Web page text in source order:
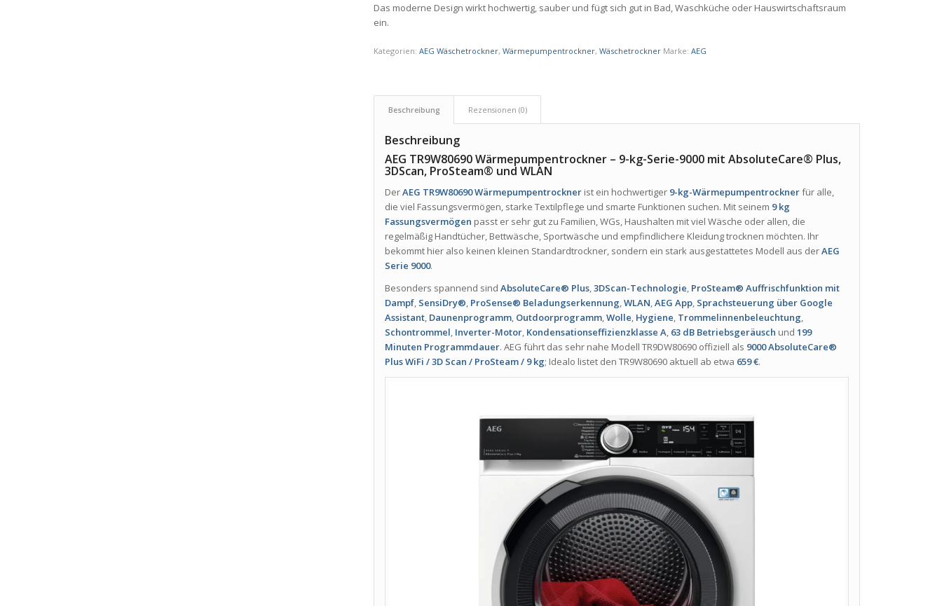
Das moderne Design wirkt hochwertig, sauber und fügt sich gut in Bad, Waschküche oder Hauswirtschaftsraum
ein.
Kategorien:AEG Wäschetrockner,Wärmepumpentrockner,Wäschetrockner Marke:AEG
Beschreibung Rezensionen (0)
Beschreibung
AEG TR9W80690 Wärmepumpentrockner – 9-kg-Serie-9000 mit AbsoluteCare® Plus,
3DScan, ProSteam® und WLAN
DerAEG TR9W80690 Wärmepumpentrockner ist ein hochwertiger 9-kg-Wärmepumpentrocknerfür alle,
die viel Fassungsvermögen, starke Textilpflege und smarte Funktionen suchen. Mit seinem 9 kg
Fassungsvermögen passt er sehr gut zu Familien, WGs, Haushalten mit viel Wäsche oder allen, die
regelmäßig Handtücher, Bettwäsche, Sportwäsche und empfindlichere Kleidung trocknen möchten. Ihr
bekommt hier also keinen kleinen Standardtrockner, sondern ein stark ausgestattetes Modell aus derAEG
Serie 9000.
Besonders spannend sindAbsoluteCare® Plus,3DScan-Technologie, ProSteam® Auffrischfunktion mit
Dampf, SensiDry®, ProSense® Beladungserkennung,WLAN,AEG App, Sprachsteuerung über Google
Assistant, Daunenprogramm, Outdoorprogramm,Wolle, Hygiene, Trommelinnenbeleuchtung,
Schontrommel, Inverter-Motor, Kondensationseffizienzklasse A, 63 dB Betriebsgeräusch und199
Minuten Programmdauer. AEG führt das sehr nahe Modell TR9DW80690 offiziell als 9000 AbsoluteCare®
Plus WiFi / 3D Scan / ProSteam / 9 kg; Idealo listet den TR9W80690 aktuell ab etwa 659 €.